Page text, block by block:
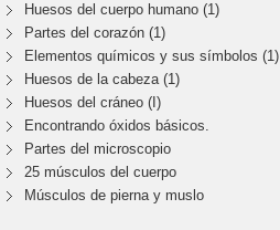
Huesos del cuerpo humano (1)
Partes del corazón (1)
Elementos químicos y sus símbolos (1)
Huesos de la cabeza (1)
Huesos del cráneo (I)
Encontrando óxidos básicos.
Partes del microscopio
25 músculos del cuerpo
Músculos de pierna y muslo